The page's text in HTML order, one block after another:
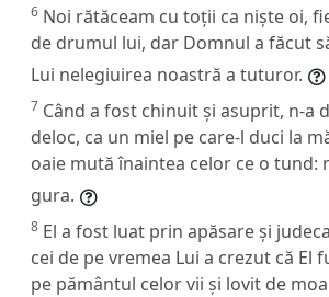
6 Noi rătăceam cu toții ca niște oi,
de drumul lui, dar Domnul a făcut
Lui nelegiuirea noastră a tuturor.
7 Când a fost chinuit și asuprit, n-a
deloc, ca un miel pe care-l duci la
oaie mută înaintea celor ce o tund:
gura.
8 El a fost luat prin apăsare și
cei de pe vremea Lui a crezut că El
pe pământul celor vii și lovit de